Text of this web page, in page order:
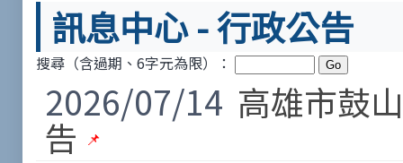
訊息中心-行政公告
搜尋（含過期、6字元為限）：
2026/07/14 高雄市鼓
告